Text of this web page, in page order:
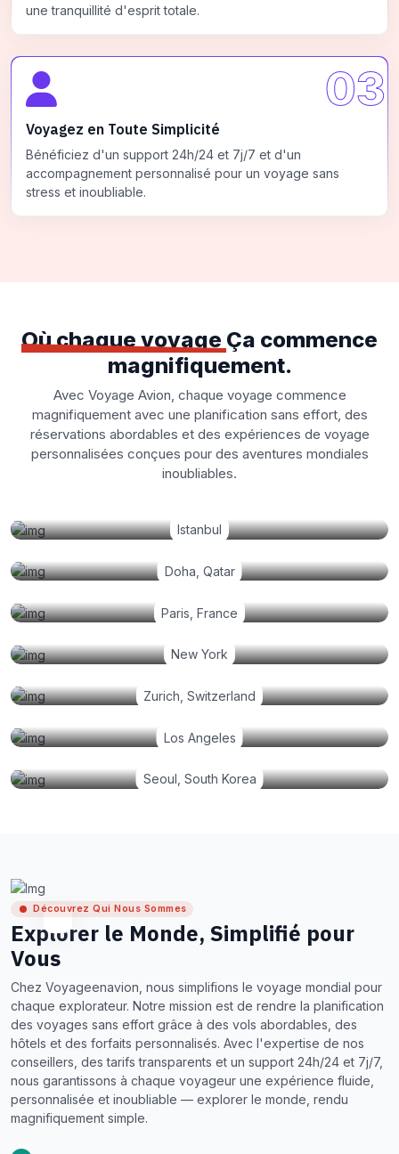
une tranquillité d'esprit totale.
03
Voyagez en Toute Simplicité
Bénéficiez d'un support 24h/24 et 7j/7 et d'un
accompagnement personnalisé pour un voyage sans
stress et inoubliable.
Où chaque voyage Ça commence
magnifiquement.
Avec Voyage Avion, chaque voyage commence
magnifiquement avec une planification sans effort, des
réservations abordables et des expériences de voyage
personnalisées conçues pour des aventures mondiales
inoubliables.
Istanbul
Doha, Qatar
Paris, France
New York
Zurich, Switzerland
Los Angeles
Seoul, South Korea
Découvrez Qui Nous Sommes
Explorer le Monde, Simplifié pour
Vous
Chez Voyageenavion, nous simplifions le voyage mondial pour
chaque explorateur. Notre mission est de rendre la planification
des voyages sans effort grâce à des vols abordables, des
hôtels et des forfaits personnalisés. Avec l'expertise de nos
conseillers, des tarifs transparents et un support 24h/24 et 7j/7,
nous garantissons à chaque voyageur une expérience fluide,
personnalisée et inoubliable — explorer le monde, rendu
magnifiquement simple.